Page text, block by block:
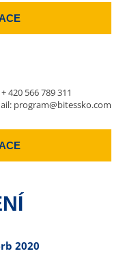
+ 420 566 789 311
program@bitessko.com
2020